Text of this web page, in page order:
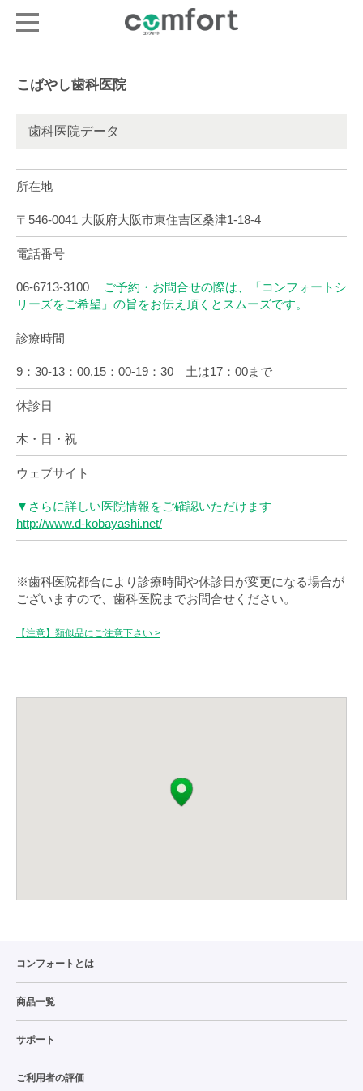
こばやし歯科医院
歯科医院データ
所在地
〒546-0041 大阪府大阪市東住吉区桑津1-18-4
電話番号
06-6713-3100
ご予約・お問合せの際は、「コンフォートシ
リーズをご希望」の旨をお伝え頂くとスムーズです。
診療時間
9：30-13：00,15：00-19：30 土は17：00まで
休診日
木・日・祝
ウェブサイト
▼さらに詳しい医院情報をご確認いただけます
http://www.d-kobayashi.net/
※歯科医院都合により診療時間や休診日が変更になる場合が
ございますので、歯科医院までお問合せください。
【注意】類似品にご注意下さい >
コンフォートとは
商品一覧
サポート
ご利用者の評価